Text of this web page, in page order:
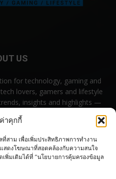
าคุกกี้
สาม เพื่อเพิ่มประสิทธิภาพการทำงาน
แสดงโฆษณาที่สอดคล้องกับความสนใจ
เพิ่มเติมได้ที่ “นโยบายการคุ้มครองข้อมูล
US
for technology, gaming and
lovers, gamers and lifestyle
insights and highlights —